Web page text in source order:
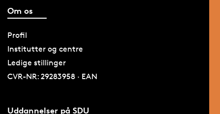
Om os
Profil
Institutter og centre
Ledige stillinger
CVR-NR: 29283958 · EAN
Uddannelser på SDU